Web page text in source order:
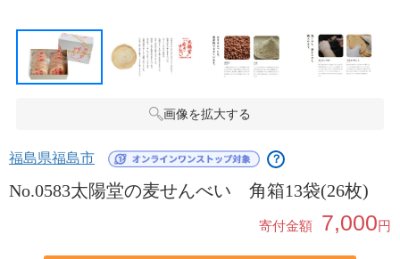
画像を拡大する
福島県福島市 ？
No.0583太陽堂の麦せんべい 角箱13袋(26枚)
寄付金額 7,000円